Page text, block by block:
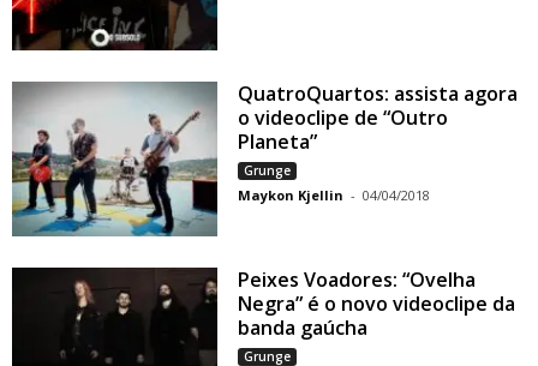
QuatroQuartos: assista agora
o videoclipe de “Outro
Planeta”
Grunge
Maykon Kjellin - 04/04/2018
Peixes Voadores: “Ovelha
Negra” é o novo videoclipe da
banda gaúcha
Grunge